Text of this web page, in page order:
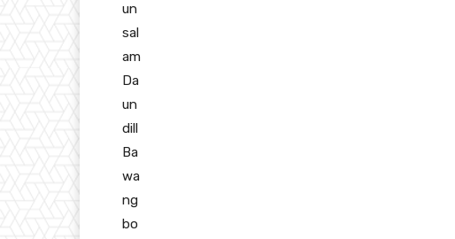
un
sal
am
Da
un
dill
Ba
wa
ng
bo